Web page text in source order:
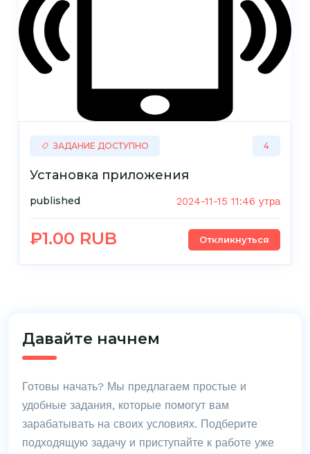
ЗАДАНИЕ ДОСТУПНО 4
Установка приложения
published 2024-11-15 11:46 утра
₽1.00 RUB Откликнуться
Давайте начнем
Готовы начать? Мы предлагаем простые и
удобные задания, которые помогут вам
зарабатывать на своих условиях. Подберите
подходящую задачу и приступайте к работе уже